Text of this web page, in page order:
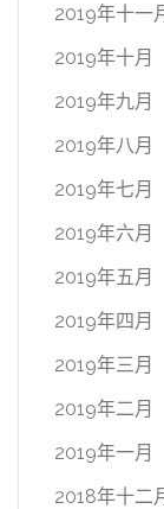
2019年十一
2019年十月
2019年九月
2019年八月
2019年七月
2019年六月
2019年五月
2019年四月
2019年三月
2019年二月
2019年一月
2018年十二